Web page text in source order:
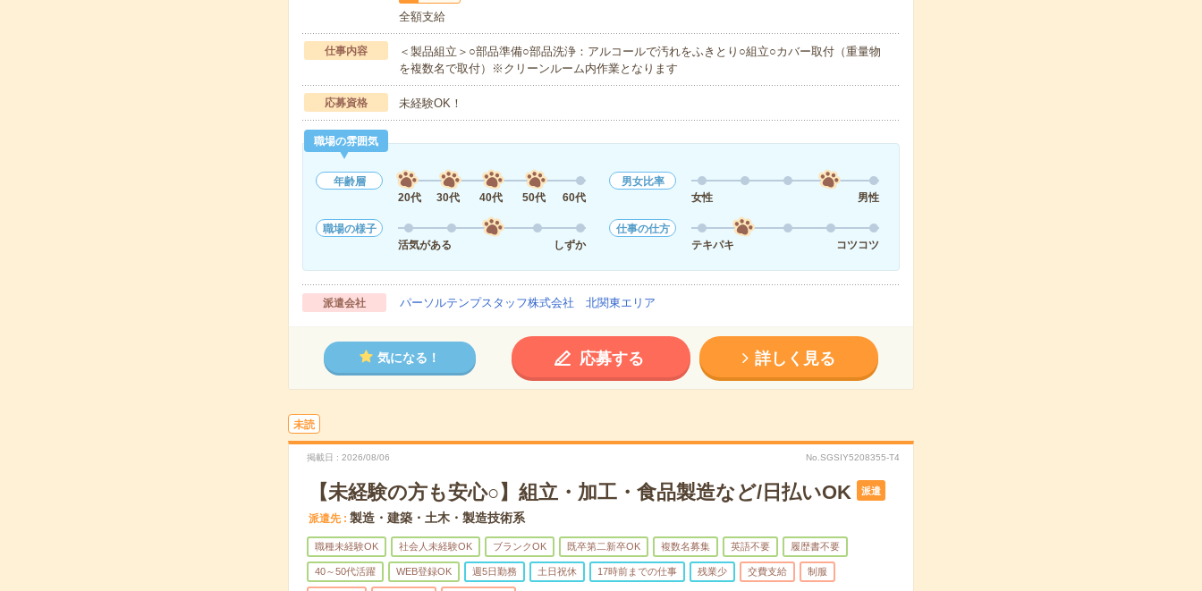
全額支給
仕事内容
＜製品組立＞○部品準備○部品洗浄：アルコールで汚れをふきとり○組立○カバー取付（重量物
を複数名で取付）※クリーンルーム内作業となります
応募資格 未経験OK！
職場の雰囲気
年齢層
20代
30代 40代 50代 60代
男女比率
女性
男性
職場の様子
活気がある
しずか
仕事の仕方
テキパキ
コツコツ
派遣会社 パーソルテンプスタッフ株式会社 北関東エリア
気になる！ 応募する 詳しく見る
未読
掲載日 2026/08/06 No.SGSIY5208355-T4
【未経験の方も安心○】組立・加工・食品製造など/日払いOK 派遣
派遣先 製造・建築・土木・製造技術系
職種未経験OK 社会人未経験OK ブランクOK 既卒第二新卒OK 複数名募集 英語不要 履歴書不要
40～50代活躍 WEB登録OK 週5日勤務 土日祝休 17時前までの仕事 残業少 交費支給 制服